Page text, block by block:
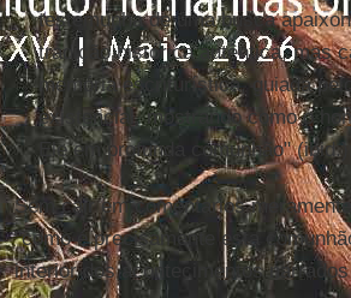
testemunha de uma busca
tradição histórica autêntica, mas
memória escriturística, guiada
existencial, mostrando como o
Ele em profunda comunhão" (ibid.).
Sem cair em comentários
"como é precisamente esta
interior dos acontecimentos